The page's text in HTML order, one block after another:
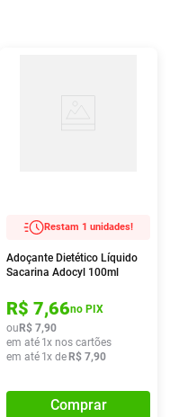
Restam 1 unidades!
Adoçante Dietético Líquido
Sacarina Adocyl 100ml
R$ 7,66no PIX
ou R$ 7,90
em até 1x nos cartões
em até 1x de R$ 7,90
Comprar